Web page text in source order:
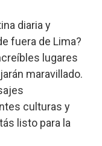
diaria y
fuera de Lima?
lugares
maravillado.
culturas y
listo para la